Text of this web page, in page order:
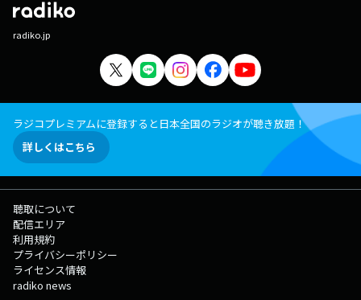
radiko.jp
ラジコプレミアムに登録すると日本全国のラジオが聴き放題！
詳しくはこちら
聴取について
配信エリア
利用規約
プライバシーポリシー
ライセンス情報
radiko news